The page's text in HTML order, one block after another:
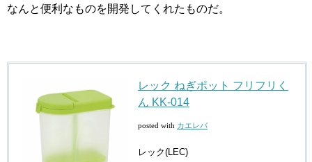
なんと便利なものを開発してくれたものだ。
レック ねぎポット フリフリく
ん KK-014
posted with カエレバ
レック(LEC)